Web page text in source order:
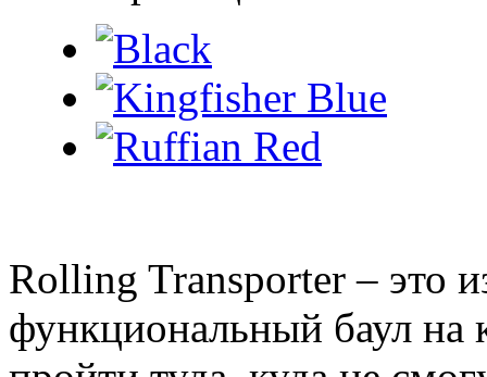
Rolling Transporter – это
функциональный баул на